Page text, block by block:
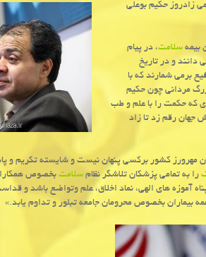
زادروز حكیم بوعلی
بیمه سلامت، در پیام
و در تاریخ
برمی شمارند كه با
مردانی چون حكیم
كه حكمت را با علم و طب
جهان رقم زد تا زاد
مهرورز كشور بركسی پنهان نیست و شایسته تكریم و
را به تمامی پزشكان تلاشگر نظام سلامت بخصوص
آموزه های الهی، نماد اخلاق، علم وتواضع باشد و
بخصوص محرومان جامعه تبلور و تداوم یابد.»